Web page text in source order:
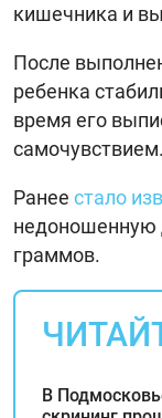
кишечника и
После
ребенка
время его
самочувствием.
Ранее стало
недоношенную
граммов.
В